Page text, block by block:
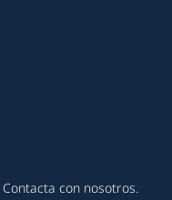
Contacta con nosotros.